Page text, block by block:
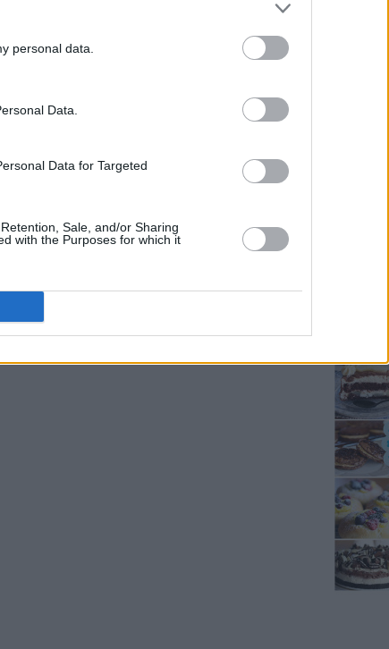
personal data.
Data.
Data for Targeted
Sale, and/or Sharing
with the Purposes for which it